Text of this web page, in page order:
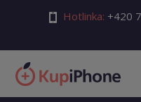
Hotlinka: +420